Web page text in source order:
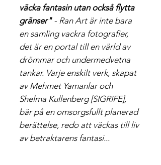
väcka fantasin utan också flytta
gränser" - Ran Art är inte bara
en samling vackra fotografier,
det är en portal till en värld av
drömmar och undermedvetna
tankar. Varje enskilt verk, skapat
av Mehmet Yamanlar och
Shelma Kullenberg [SIGRIFE],
bär på en omsorgsfullt planerad
berättelse, redo att väckas till liv
av betraktarens fantasi...